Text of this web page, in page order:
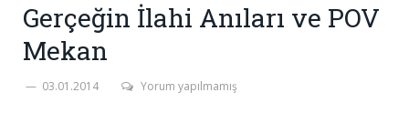
Gerçeğin İlahi Anıları ve POV
Mekan
03.01.2014 Yorum yapılmamış